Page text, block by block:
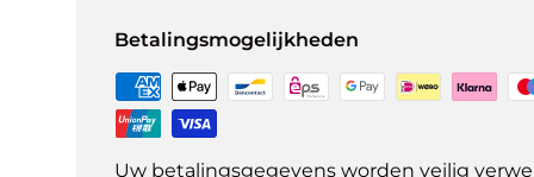
Betalingsmogelijkheden
Uw betalingsgegevens worden veilig